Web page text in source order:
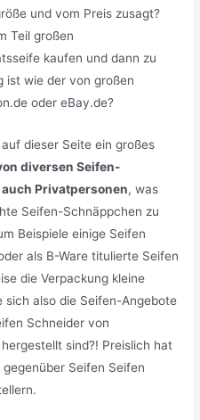
und vom Preis zusagt?
Teil großen
kaufen und dann zu
ist wie der von großen
oder eBay.de?
dieser Seite ein großes
diversen Seifen-
Privatpersonen, was
Seifen-Schnäppchen zu
Beispiele einige Seifen
als B-Ware titulierte Seifen
die Verpackung kleine
sich also die Seifen-Angebote
Schneider von
sind?! Preislich hat
Seifen Seifen